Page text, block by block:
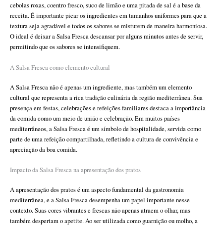
cebolas roxas, coentro fresco, suco de limão e uma pitada de sal é a base da
receita. É importante picar os ingredientes em tamanhos uniformes para que a
textura seja agradável e todos os sabores se misturem de maneira harmoniosa.
O ideal é deixar a Salsa Fresca descansar por alguns minutos antes de servir,
permitindo que os sabores se intensifiquem.
A Salsa Fresca como elemento cultural
A Salsa Fresca não é apenas um ingrediente, mas também um elemento
cultural que representa a rica tradição culinária da região mediterrânea. Sua
presença em festas, celebrações e refeições familiares destaca a importância
da comida como um meio de união e celebração. Em muitos países
mediterrâneos, a Salsa Fresca é um símbolo de hospitalidade, servida como
parte de uma refeição compartilhada, refletindo a cultura de convivência e
apreciação da boa comida.
Impacto da Salsa Fresca na apresentação dos pratos
A apresentação dos pratos é um aspecto fundamental da gastronomia
mediterrânea, e a Salsa Fresca desempenha um papel importante nesse
contexto. Suas cores vibrantes e frescas não apenas atraem o olhar, mas
também despertam o apetite. Ao ser utilizada como guarnição ou molho, a